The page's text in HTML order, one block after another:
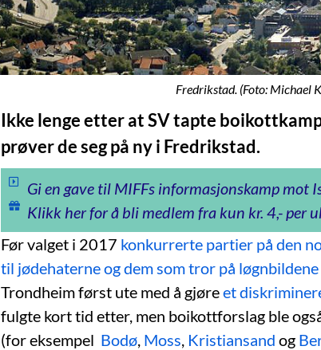
Fredrikstad. (Foto: Michael
Ikke lenge etter at SV tapte
prøver de seg på ny i Fredrikstad.
Gi en gave til MIFFs informasjonskamp
Klikk her for å bli medlem fra kun kr. 4,- per
Før valget i 2017 konkurrerte partier på den
til jødehaterne og dem som tror på løgnbildene
Trondheim først ute med å gjøreet
fulgte kort tid etter, men boikottforslag ble
(for eksempel Bodø, Moss, Kristiansand og